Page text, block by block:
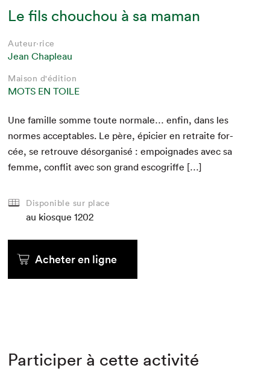
Le fils chouchou à sa maman
Auteur·rice
Jean Chapleau
Maison d'édition
MOTS EN TOILE
Une famille somme toute nor­male… enfin, dans les
normes accept­a­bles. Le père, épici­er en retraite for­
cée, se retrou­ve désor­gan­isé : empoignades avec sa
femme, con­flit avec son grand escogriffe […]
Disponible sur place
au kiosque 1202
Acheter en ligne
Participer à cette activité